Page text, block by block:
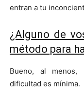
entran a tu
¿Alguno de
método para
Bueno, al
dificultad es mínima.